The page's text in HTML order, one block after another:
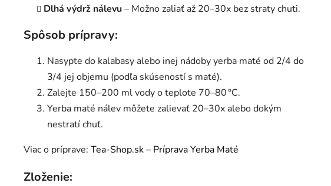
Dlhá výdrž nálevu– Možno zaliať až 20–30x bez straty chuti.
Spôsob prípravy:
Nasypte do kalabasy alebo inej nádoby yerba maté od 2/4 do
3/4 jej objemu (podľa skúseností s maté).
Zalejte 150–200 ml vody o teplote 70–80 °C.
Yerba maté nálev môžete zalievať 20–30x alebo dokým
nestratí chuť.
Viac o príprave: Tea-Shop.sk – Príprava Yerba Maté
Zloženie: